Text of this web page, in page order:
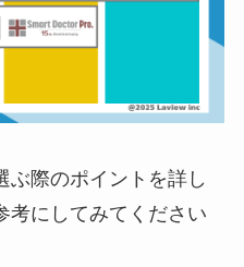
ぶ際のポイントを詳し
考にしてみてください